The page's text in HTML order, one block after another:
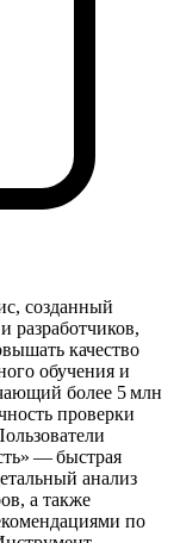
созданный
разработчиков,
качество
обучения и
более 5 млн
проверки
— быстрая
анализ
а также
по